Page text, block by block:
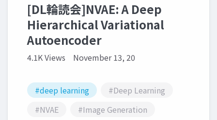
[DL輪読会]NVAE: A Deep
Hierarchical Variational
Autoencoder
4.1K Views November 13, 20
#deep learning
#Deep Learning
#NVAE
#Image Generation